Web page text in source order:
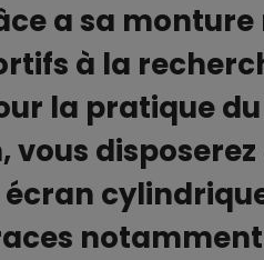
a sa
à la
la pratique du
notamment